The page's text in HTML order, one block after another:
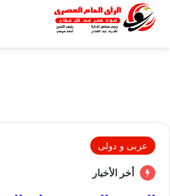
عربى و دولى
أخر الأخبار